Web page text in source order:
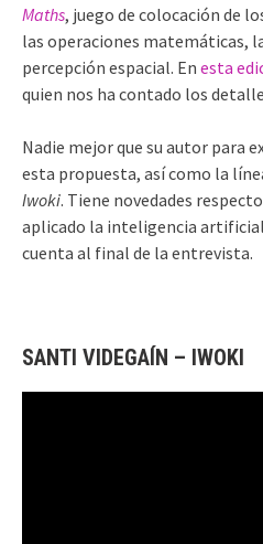
Maths, juego de colocación de
las operaciones matemáticas,
percepción espacial. En esta
quien nos ha contado los
Nadie mejor que su autor para
esta propuesta, así como la
Iwoki. Tiene novedades
aplicado la inteligencia
cuenta al final de la entrevista.
SANTI VIDEGAÍN – IWOKI